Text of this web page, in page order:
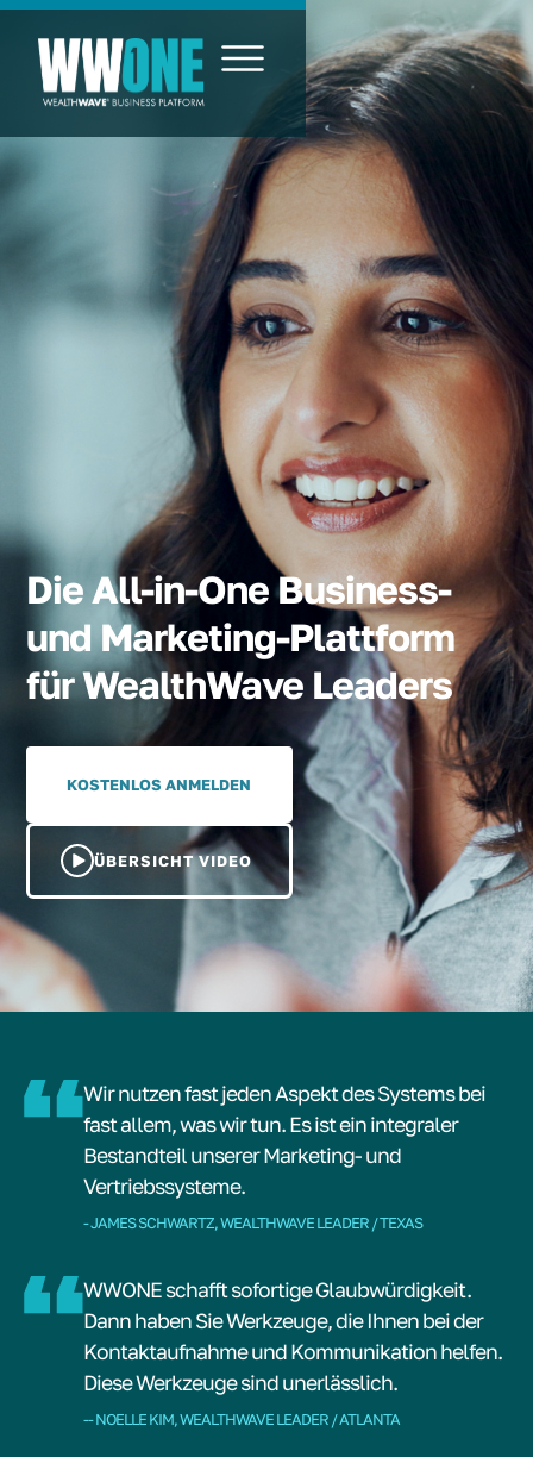
Die All-in-One Business-
und Marketing-Plattform
für WealthWave Leaders
KOSTENLOS ANMELDEN
ÜBERSICHT VIDEO
Wir nutzen fast jeden Aspekt des Systems bei
fast allem, was wir tun. Es ist ein integraler
Bestandteil unserer Marketing- und
Vertriebssysteme.
- JAMES SCHWARTZ, WEALTHWAVE LEADER / TEXAS
WWONE schafft sofortige Glaubwürdigkeit.
Dann haben Sie Werkzeuge, die Ihnen bei der
Kontaktaufnahme und Kommunikation helfen.
Diese Werkzeuge sind unerlässlich.
-- NOELLE KIM, WEALTHWAVE LEADER / ATLANTA